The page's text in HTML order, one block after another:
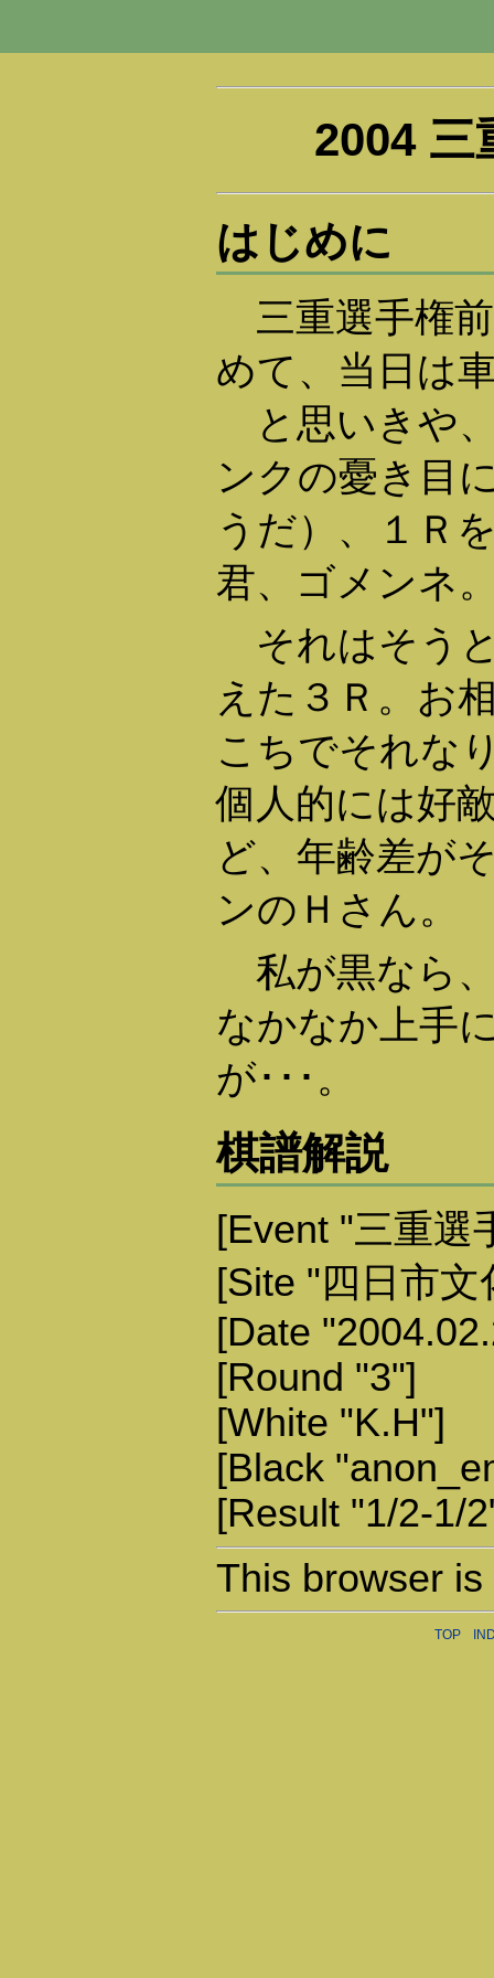
2004 三
はじめに
三重選手権
めて、当日は
と思いきや
ンクの憂き目
うだ）、１Ｒ
君、ゴメンネ
それはそう
えた３Ｒ。お
こちでそれな
個人的には好
ど、年齢差が
ンのＨさん。
私が黒なら
なかなか上手
が･･･。
棋譜解説
[Event "三重選
[Site "四日市文
[Date
[Round "3"]
[White "K.H"]
[Black
[Result "1/2-1/
This browser
TOP